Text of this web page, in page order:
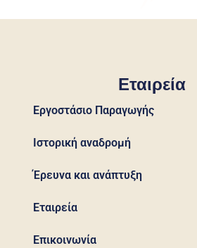
Εταιρεία
Εργοστάσιο Παραγωγής
Ιστορική αναδρομή
Έρευνα και ανάπτυξη
Εταιρεία
Επικοινωνία